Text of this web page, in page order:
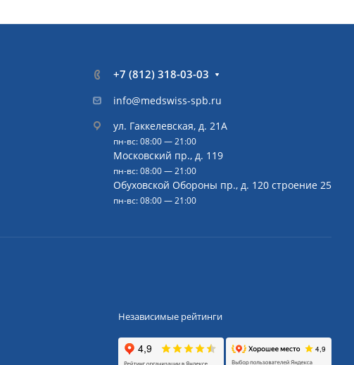
+7 (812) 318-03-03
info@medswiss-spb.ru
ул. Гаккелевская, д. 21А
пн-вс: 08:00 — 21:00
Московский пр., д. 119
пн-вс: 08:00 — 21:00
Обуховской Обороны пр., д. 120 строение 25
пн-вс: 08:00 — 21:00
Независимые рейтинги